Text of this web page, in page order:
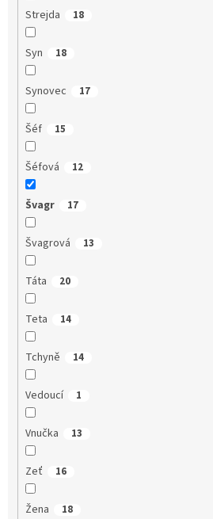
Strejda 18
Syn 18
Synovec 17
Šéf 15
Šéfová 12
Švagr 17
Švagrová 13
Táta 20
Teta 14
Tchyně 14
Vedoucí 1
Vnučka 13
Zeť 16
Žena 18